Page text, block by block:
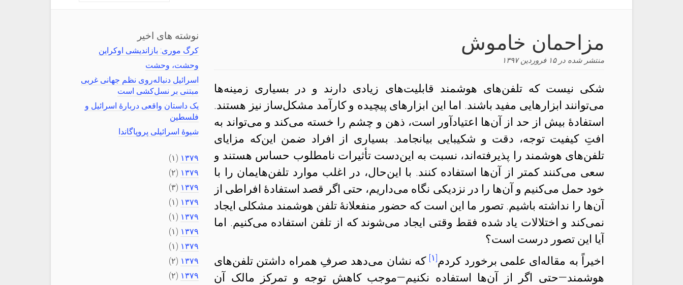
مزاحمان خاموش
منتشر شده در۱۵ فروردین ۱۳۹۷
شکی نیست که تلفن‌های هوشمند قابلیت‌های زیادی دارند و در بسیاری زمینه‌ها
می‌توانند ابزارهایی مفید باشند. اما این ابزارهای پیچیده و کارآمد مشکل‌ساز نیز هستند.
استفادهٔ بیش از حد از آن‌ها اعتیادآور است، ذهن و چشم را خسته می‌کند و می‌تواند به
افتِ کیفیت توجه، دقت و شکیبایی بیانجامد. بسیاری از افراد ضمن این‌که مزایای
تلفن‌های هوشمند را پذیرفته‌اند، نسبت به این‌دست تأثیرات نامطلوب حساس هستند و
سعی می‌کنند کمتر از آن‌ها استفاده کنند. با این‌حال، در اغلب موارد تلفن‌‌هایمان را با
خود حمل می‌کنیم و آن‌‌ها را در نزدیکی‌ نگاه می‌داریم، حتی اگر قصد استفادهٔ افراطی از
آن‌‌ها را نداشته باشیم. تصور ما این است که حضور منفعلانهٔ تلفن هوشمند مشکلی ایجاد
نمی‌کند و اختلالات یاد شده فقط وقتی ایجاد می‌شوند که از تلفن استفاده می‌کنیم. اما
آیا این تصور درست است؟
اخیراً به مقاله‌ای علمی برخورد کردم[۱] که نشان می‌دهد صرفِ همراه داشتن تلفن‌های
هوشمند—حتی اگر از آن‌ها استفاده نکنیم—موجب کاهش توجه و تمرکز مالک آن
نوشته های اخیر
کرگ موری: بازاندیشی اوکراین
وحشت، وحشت
اسرائیل دنباله‌روی نظم جهانی غربی
مبتنی بر نسل‌کشی است
یک داستان واقعی دربارهٔ اسرائیل و
فلسطین
شیوهٔ اسرائیلی پروپاگاندا
۱۳۷۹ (۱)
۱۳۷۹ (۲)
۱۳۷۹ (۳)
۱۳۷۹ (۱)
۱۳۷۹ (۱)
۱۳۷۹ (۱)
۱۳۷۹ (۱)
۱۳۷۹ (۲)
۱۳۷۹ (۲)